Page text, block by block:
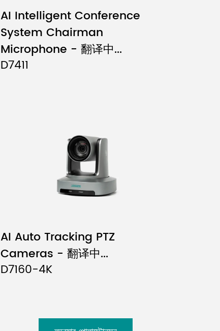
AI Intelligent Conference
System Chairman
Microphone - 翻译中...
D7411
AI Auto Tracking PTZ
Cameras - 翻译中...
D7160-4K